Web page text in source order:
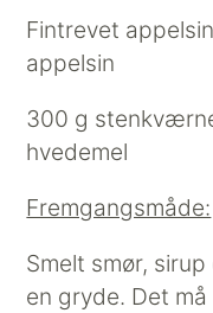
Fintrevet
appelsin
300 g
hvedemel
Fremgangsmåde:
Smelt smør,
en gryde. Det